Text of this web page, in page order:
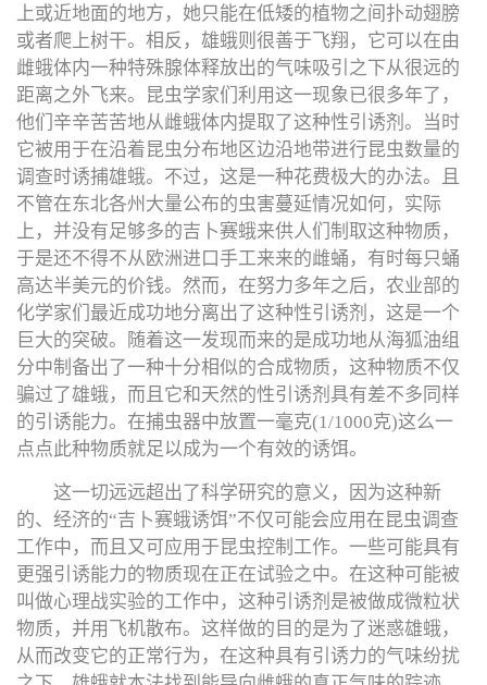
上或近地面的地方，她只能在低矮的植物之间扑动翅膀
或者爬上树干。相反，雄蛾则很善于飞翔，它可以在由
雌蛾体内一种特殊腺体释放出的气味吸引之下从很远的
距离之外飞来。昆虫学家们利用这一现象已很多年了，
他们辛辛苦苦地从雌蛾体内提取了这种性引诱剂。当时
它被用于在沿着昆虫分布地区边沿地带进行昆虫数量的
调查时诱捕雄蛾。不过，这是一种花费极大的办法。且
不管在东北各州大量公布的虫害蔓延情况如何，实际
上，并没有足够多的吉卜赛蛾来供人们制取这种物质，
于是还不得不从欧洲进口手工来来的雌蛹，有时每只蛹
高达半美元的价钱。然而，在努力多年之后，农业部的
化学家们最近成功地分离出了这种性引诱剂，这是一个
巨大的突破。随着这一发现而来的是成功地从海狐油组
分中制备出了一种十分相似的合成物质，这种物质不仅
骗过了雄蛾，而且它和天然的性引诱剂具有差不多同样
的引诱能力。在捕虫器中放置一毫克(1/1000克)这么一
点点此种物质就足以成为一个有效的诱饵。
这一切远远超出了科学研究的意义，因为这种新
的、经济的“吉卜赛蛾诱饵”不仅可能会应用在昆虫调查
工作中，而且又可应用于昆虫控制工作。一些可能具有
更强引诱能力的物质现在正在试验之中。在这种可能被
叫做心理战实验的工作中，这种引诱剂是被做成微粒状
物质，并用飞机散布。这样做的目的是为了迷惑雄蛾，
从而改变它的正常行为，在这种具有引诱力的气味纷扰